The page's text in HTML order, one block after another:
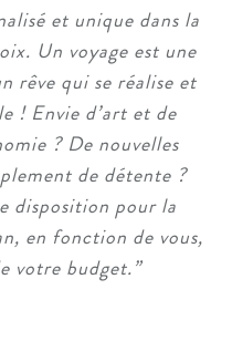
et unique dans la
Un voyage est une
rêve qui se réalise et
! Envie d’art et de
? De nouvelles
de détente ?
disposition pour la
en fonction de vous,
votre budget.”